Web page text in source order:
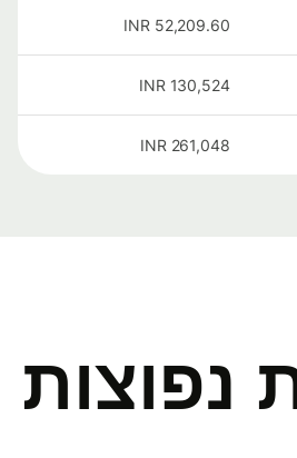
52,209.60
INR
130,524
INR
261,048
INR
נפוצות